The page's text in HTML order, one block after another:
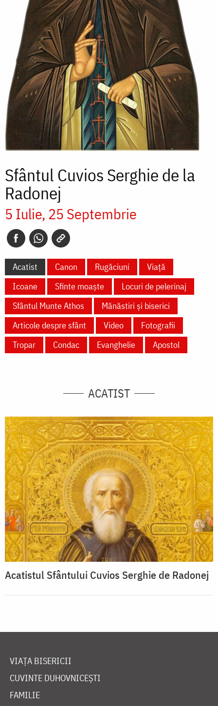
Sfântul Cuvios Serghie de la
Radonej
5 Iulie 25 Septembrie
Acatist Canon Rugăciuni
Viață
Icoane
Sfinte moaște
Locuri de pelerinaj
Sfântul Munte Athos
Mănăstiri și biserici
Articole despre sfânt
Video
Fotografii
Tropar
Condac Evanghelie Apostol
ACATIST
Acatistul Sfântului Cuvios Serghie de Radonej
VIAȚA BISERICII
CUVINTE DUHOVNICEȘTI
FAMILIE